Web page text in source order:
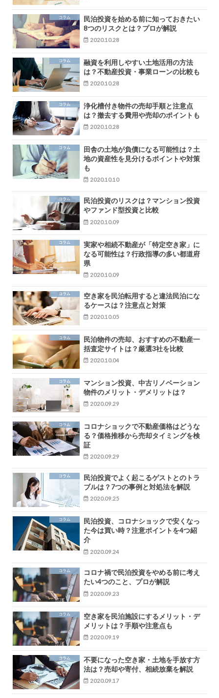
コラム
民泊投資を始める前に知っておきたい
8つのリスクとは？プロが解説
2020.10.28
コラム
融資を利用しやすい土地活用の方法
は？不動産投資・事業ローンの比較も
2020.10.28
コラム
浄化槽付き物件の売却手順と注意点
は？撤去する費用や売却のポイントも
2020.10.28
コラム
田舎の土地が負債になる可能性は？土
地の資産性を見分けるポイントや対策
も
2020.10.10
コラム
民泊投資のリスクは？マンション投資
やファンド型投資と比較
2020.10.09
コラム
実家や相続不動産が「特定空き家」に
なる可能性は？行政指導の多い都道府
県
2020.10.09
コラム
空き家を民泊転用すると違法民泊にな
るケースは？注意点と対策
2020.10.05
コラム
民泊物件の売却、おすすめの不動産一
括査定サイトは？厳選3社を比較
2020.10.04
コラム
マンション投資、中古リノベーション
物件のメリット・デメリットは？
2020.09.29
コラム
コロナショックで不動産価格はどうな
る？価格推移から売却タイミングを検
証
2020.09.29
コラム
民泊投資でよく起こるゲストとのトラ
ブルは？7つの事例と対処法を解説
2020.09.25
コラム
民泊投資、コロナショックで安くなっ
た今は買い時？注意ポイントを4つ紹
介
2020.09.24
コラム
コロナ禍で民泊投資をやめる前に考え
たい4つのこと、プロが解説
2020.09.23
コラム
空き家を民泊施設にするメリット・デ
メリットは？手順や注意点も
2020.09.19
コラム
不要になった空き家・土地を手放す方
法は？売却や寄付、相続放棄を解説
2020.09.17